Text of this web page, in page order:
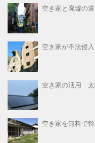
空き家と廃墟の
空き家が不法侵
空き家の活用 太
空き家を無料で